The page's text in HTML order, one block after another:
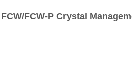
FCW-P Crystal